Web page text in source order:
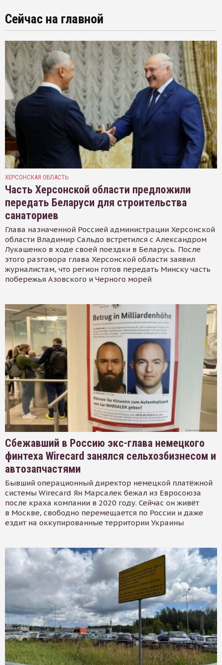
Сейчас на главной
ХЕРСОНСКАЯ ОБЛАСТЬ
Часть Херсонской области предложили
передать Беларуси для строительства
санаториев
Глава назначенной Россией администрации Херсонской
области Владимир Сальдо встретился с Александром
Лукашенко в ходе своей поездки в Беларусь. После
этого разговора глава Херсонской области заявил
журналистам, что регион готов передать Минску часть
побережья Азовского и Черного морей
Сбежавший в Россию экс-глава немецкого
финтеха Wirecard занялся сельхозбизнесом и
автозапчастями
Бывший операционный директор немецкой платёжной
системы Wirecard Ян Марсалек бежал из Евросоюза
после краха компании в 2020 году. Сейчас он живёт
в Москве, свободно перемещается по России и даже
ездит на оккупированные территории Украины